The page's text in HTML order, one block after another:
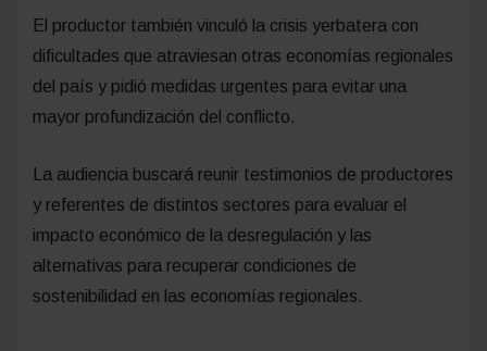
El productor también vinculó la crisis yerbatera con
dificultades que atraviesan otras economías regionales
del país y pidió medidas urgentes para evitar una
mayor profundización del conflicto.
La audiencia buscará reunir testimonios de productores
y referentes de distintos sectores para evaluar el
impacto económico de la desregulación y las
alternativas para recuperar condiciones de
sostenibilidad en las economías regionales.